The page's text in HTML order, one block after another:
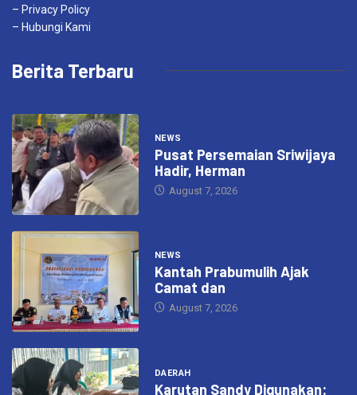
– Privacy Policy
– Hubungi Kami
Berita Terbaru
NEWS
Pusat Persemaian Sriwijaya
Hadir, Herman
August 7, 2026
NEWS
Kantah Prabumulih Ajak
Camat dan
August 7, 2026
DAERAH
Karutan Sandy Digunakan: